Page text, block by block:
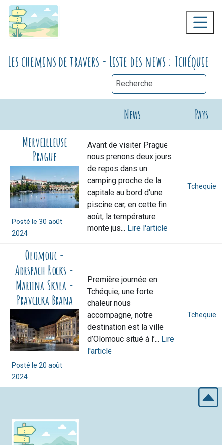
Les chemins de travers - Liste des news : Tchéquie
News
Pays
Merveilleuse
Prague
Posté le 30 août
2024
Avant de visiter Prague
nous prenons deux jours
de repos dans un
camping proche de la
capitale au bord d'une
piscine car, en cette fin
août, la température
monte jus... Lire l'article
Tchequie
Olomouc -
Adrspach Rocks -
Mariina Skala -
Pravcicka Brana
Posté le 20 août
2024
Première journée en
Tchéquie, une forte
chaleur nous
accompagne, notre
destination est la ville
d’Olomouc situé à l’... Lire
l'article
Tchequie